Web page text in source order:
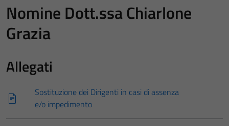
Nomine Dott.ssa Chiarlone
Grazia
Allegati
Sostituzione dei Dirigenti in casi di assenza
e/o impedimento